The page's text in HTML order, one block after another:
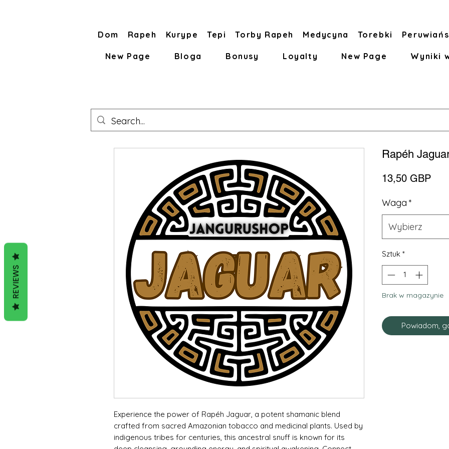
Dom Rapeh Kurype Tepi Torby Rapeh Medycyna Torebki
New Page Bloga Bonusy Loyalty New Page Wyniki
Experience the power of Rapéh Jaguar, a potent shamanic blend
crafted from sacred Amazonian tobacco and medicinal plants. Used by
indigenous tribes for centuries, this ancestral snuff is known for its
Rapéh
13,50 GBPCena
Waga *
Wybierz
Sztuk *
Brak w magazynie
Powiadom,
REVIEWS